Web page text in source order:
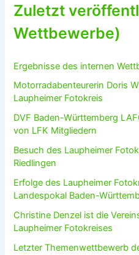
Zuletzt
Wettbewerbe)
Ergebnisse des internen
Motorradabenteurerin Doris
Laupheimer Fotokreis
DVF Baden-Württemberg
von LFK Mitgliedern
Besuch des Laupheimer
Riedlingen
Erfolge des Laupheimer
Landespokal Baden-
Christine Denzel ist die
Laupheimer Fotokreises
Letzter Themenwettbewerb